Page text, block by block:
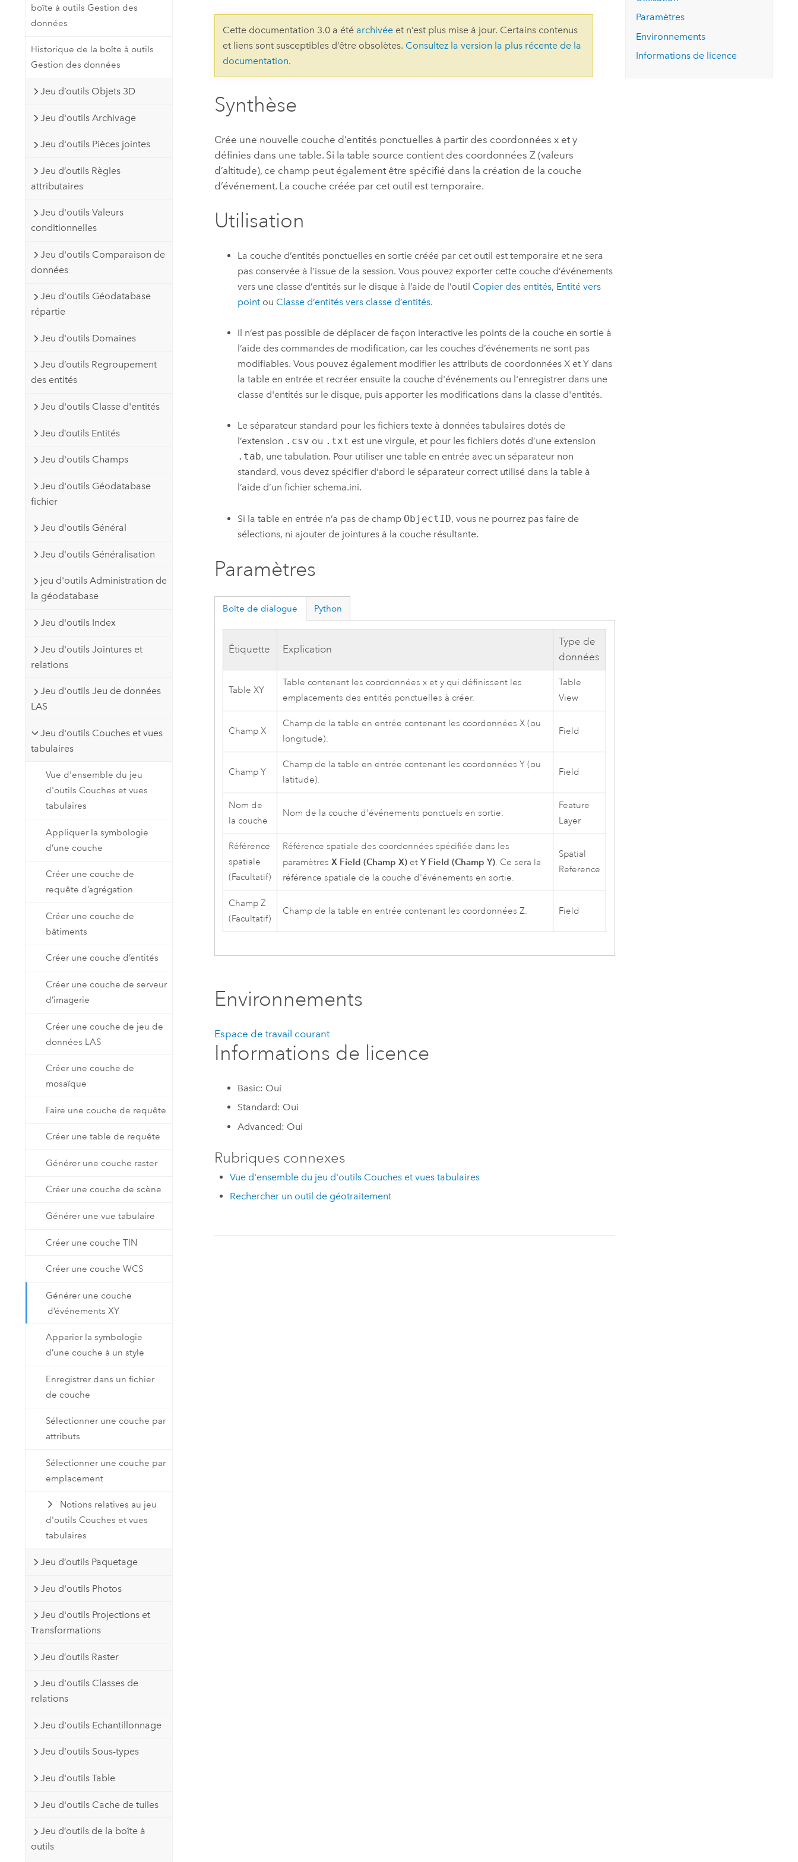
cartographie et d’analyse spatiale
Tous les produits
essai gratuit.
Explorer ce cours
professionnels et
technologiques
perspectives et
tendances de
l’univers
Lire le récit
boîte à outils Gestion des
données
Historique de la boîte à outils
Gestion des données
Jeu d’outils Objets 3D
Jeu d'outils Archivage
Jeu d'outils Pièces jointes
Jeu d’outils Règles
attributaires
Jeu d'outils Valeurs
conditionnelles
Jeu d'outils Comparaison de
données
Jeu d'outils Géodatabase
répartie
Jeu d'outils Domaines
Jeu d’outils Regroupement
des entités
Jeu d'outils Classe d'entités
Jeu d’outils Entités
Jeu d'outils Champs
Jeu d'outils Géodatabase
fichier
Jeu d'outils Général
Jeu d'outils Généralisation
jeu d'outils Administration de
la géodatabase
Jeu d'outils Index
Jeu d'outils Jointures et
relations
Jeu d'outils Jeu de données
LAS
Jeu d'outils Couches et vues
tabulaires
Vue d'ensemble du jeu
d'outils Couches et vues
tabulaires
Appliquer la symbologie
d’une couche
Créer une couche de
requête d’agrégation
Créer une couche de
bâtiments
Créer une couche d’entités
Créer une couche de serveur
d’imagerie
Créer une couche de jeu de
données LAS
Créer une couche de
mosaïque
Faire une couche de requête
Créer une table de requête
Générer une couche raster
Créer une couche de scène
Générer une vue tabulaire
Créer une couche TIN
Créer une couche WCS
Générer une couche
d’événements XY
Apparier la symbologie
d’une couche à un style
Enregistrer dans un fichier
de couche
Sélectionner une couche par
attributs
Sélectionner une couche par
emplacement
Notions relatives au jeu
d'outils Couches et vues
tabulaires
Jeu d’outils Paquetage
Jeu d'outils Photos
Jeu d'outils Projections et
Transformations
Jeu d’outils Raster
Jeu d'outils Classes de
relations
Jeu d'outils Echantillonnage
Jeu d'outils Sous-types
Jeu d'outils Table
Jeu d'outils Cache de tuiles
Jeu d’outils de la boîte à
outils
Cette documentation 3.0 a été archivée et n’est plus mise à jour. Certains contenus
et liens sont susceptibles d’être obsolètes. Consultez la version la plus récente de la
documentation.
Synthèse
Crée une nouvelle couche d’entités ponctuelles à partir des coordonnées x et y
définies dans une table. Si la table source contient des coordonnées Z (valeurs
d’altitude), ce champ peut également être spécifié dans la création de la couche
d’événement. La couche créée par cet outil est temporaire.
Utilisation
La couche d’entités ponctuelles en sortie créée par cet outil est temporaire et ne sera
pas conservée à l’issue de la session. Vous pouvez exporter cette couche d’événements
vers une classe d’entités sur le disque à l’aide de l’outil Copier des entités, Entité vers
pointou Classe d’entités vers classe d’entités.
Il n’est pas possible de déplacer de façon interactive les points de la couche en sortie à
l’aide des commandes de modification, car les couches d’événements ne sont pas
modifiables. Vous pouvez également modifier les attributs de coordonnées X et Y dans
la table en entrée et recréer ensuite la couche d'événements ou l'enregistrer dans une
classe d'entités sur le disque, puis apporter les modifications dans la classe d'entités.
Le séparateur standard pour les fichiers texte à données tabulaires dotés de
l’extension .csv ou .txt est une virgule, et pour les fichiers dotés d’une extension
.tab, une tabulation. Pour utiliser une table en entrée avec un séparateur non
standard, vous devez spécifier d’abord le séparateur correct utilisé dans la table à
l’aide d’un fichier schema.ini.
Si la table en entrée n’a pas de champ ObjectID, vous ne pourrez pas faire de
sélections, ni ajouter de jointures à la couche résultante.
Paramètres
Boîte de dialogue Python
Étiquette Explication
Type de
données
Table XY
Table contenant les coordonnées x et y qui définissent les
emplacements des entités ponctuelles à créer.
Table
View
Champ X
Champ de la table en entrée contenant les coordonnées X (ou
longitude).
Field
Champ Y
Champ de la table en entrée contenant les coordonnées Y (ou
latitude).
Field
Nom de
la couche
Nom de la couche d'événements ponctuels en sortie.
Feature
Layer
Référence
spatiale
(Facultatif)
Référence spatiale des coordonnées spécifiée dans les
paramètresX Field (Champ X) etY Field (Champ Y). Ce sera la
référence spatiale de la couche d'événements en sortie.
Spatial
Reference
Champ Z
(Facultatif)
Champ de la table en entrée contenant les coordonnées Z. Field
Environnements
Espace de travail courant
Informations de licence
Basic: Oui
Standard: Oui
Advanced: Oui
Rubriques connexes
Vue d'ensemble du jeu d'outils Couches et vues tabulaires
Rechercher un outil de géotraitement
Paramètres
Environnements
Informations de licence